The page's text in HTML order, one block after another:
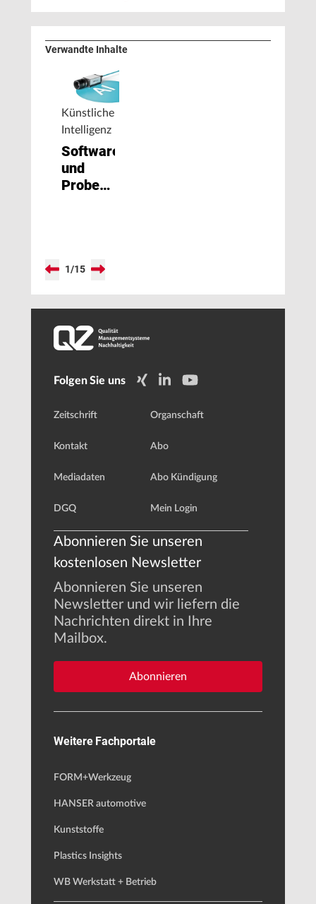
Verwandte Inhalte
Künstliche
Intelligenz
Softwareupdate
und
Probemonat
NXT
1/15
Folgen Sie uns
Zeitschrift
Kontakt
Mediadaten
DGQ
Organschaft
Abo
Abo Kündigung
Mein Login
Abonnieren Sie unseren
kostenlosen Newsletter
Abonnieren Sie unseren
Newsletter und wir liefern die
Nachrichten direkt in Ihre
Mailbox.
Abonnieren
Weitere Fachportale
FORM+Werkzeug
HANSER automotive
Kunststoffe
Plastics Insights
WB Werkstatt + Betrieb